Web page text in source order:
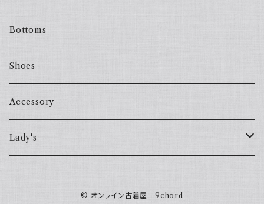
Bottoms
Shoes
Accessory
Lady's
© オンライン古着屋 9chord